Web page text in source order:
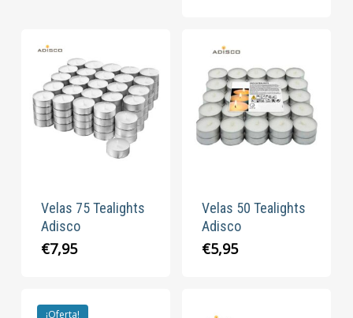
Velas 75 Tealights
Adisco
€7,95
Velas 50 Tealights
Adisco
€5,95
¡Oferta!